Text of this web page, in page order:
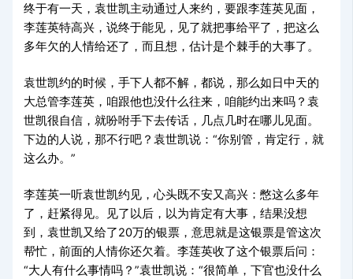
终于有一天，袁世凯主动通过人来约，要跟李莲英见面，
李莲英特高兴，说终于能见，见了就把事给平了，把这么
多年欠的人情给还了，而且想，估计是个棘手的大事了。
袁世凯约的时候，手下人都不解，都说，那么如日中天的
大总管李莲英，咱跟他也没什么往来，咱能约出来吗？袁
世凯很自信，就吩咐手下去传话，几点几时在哪儿见面。
下边的人说，那不行吧？袁世凯说：“你别管，肯定行，就
这么办。”
李莲英一听袁世凯约见，心头既不安又高兴：憋这么多年
了，赶紧得见。见了以后，以为肯定有大事，结果没想
到，袁世凯又给了20万的银票，意思就是这银票是管这次
帮忙，前面的人情你还欠着。李莲英收了这个银票后问：
“大人有什么事情吗？”袁世凯说：“很简单，下官也没什么